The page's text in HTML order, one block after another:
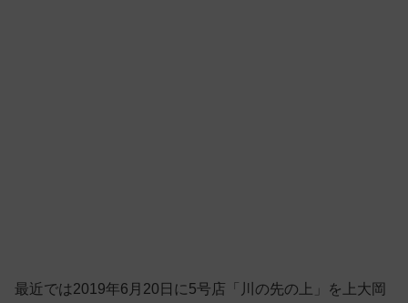
最近では2019年6月20日に5号店「川の先の上」を上大岡